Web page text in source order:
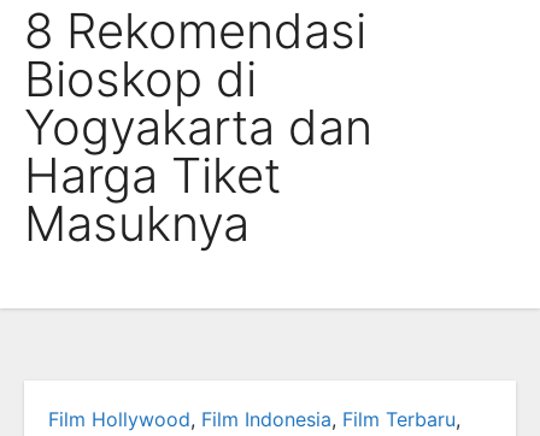
8 Rekomendasi
Bioskop di
Yogyakarta dan
Harga Tiket
Masuknya
Film Hollywood, Film Indonesia, Film Terbaru,